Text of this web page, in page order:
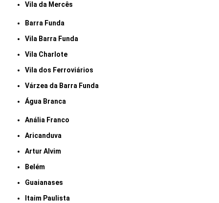
Vila da Mercês
Barra Funda
Vila Barra Funda
Vila Charlote
Vila dos Ferroviários
Várzea da Barra Funda
Água Branca
Anália Franco
Aricanduva
Artur Alvim
Belém
Guaianases
Itaim Paulista